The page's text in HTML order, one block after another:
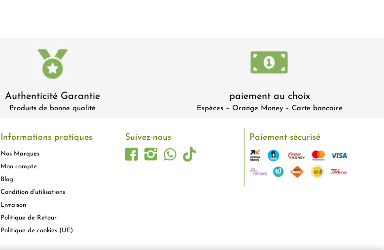
Authenticité Garantie
Produits de bonne qualité
paiement au choix
Espèces – Orange Money – Carte bancaire
Informations pratiques
Nos Marques
Mon compte
Blog
Condition d’utilisations
Livraison
Politique de Retour
Politique de cookies (UE)
Suivez-nous Paiement sécurisé